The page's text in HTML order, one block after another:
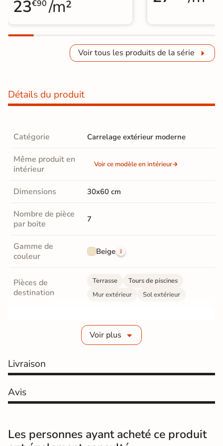
23€90 /m²
Voir tous les produits de la série
Détails du produit
Catégorie Carrelage extérieur moderne
Même produit en
intérieur
Voir ce modèle en intérieur
Dimensions 30x60 cm
Nombre de pièce
par boite
7
Gamme de
couleur
Beige
Pièces de
destination
Terrasse
Tours de piscines
Mur extérieur
Sol extérieur
8 mm
Coefficient
antidérapant
Coefficient
antidérapant
B
Grip Doux
Oui, antidérapant doux au toucher et
Voir plus
Livraison
Avis
Les personnes ayant acheté ce produit